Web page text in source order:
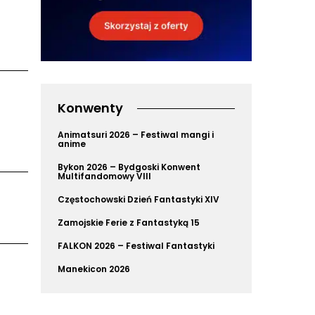
Konwenty
Animatsuri 2026 – Festiwal mangi i
anime
Bykon 2026 – Bydgoski Konwent
Multifandomowy VIII
Częstochowski Dzień Fantastyki XIV
Zamojskie Ferie z Fantastyką 15
FALKON 2026 – Festiwal Fantastyki
Manekicon 2026